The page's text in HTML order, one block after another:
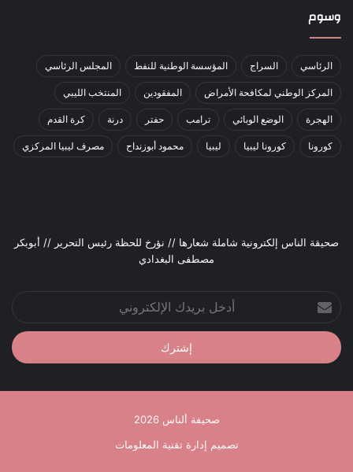
وسوم
الرئاسي السراج المؤسسة الوطنية للنفط المجلس الرئاسي
المركز الوطني لمكافحة الأمراض المفقودين المنتخب الليبي
الهجرة الوضع الوبائي ترامب حفتر درنة كرة القدم
كورونا كورونا ليبيا ليبيا محمود أبوزنداح مصرف ليبيا المركزي
صحيقة الناس إلكترونية شاملة شعارها // نؤرخ للحظة رئيس التحرير // أبوبكر
مصطفى البغدادي
بريدك
الإلكتروني
صحيفة ألناس 2026
تصميم إدارة تقنية المعلومات